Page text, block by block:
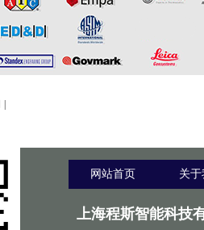
网站首页 关
上海程斯智能科技